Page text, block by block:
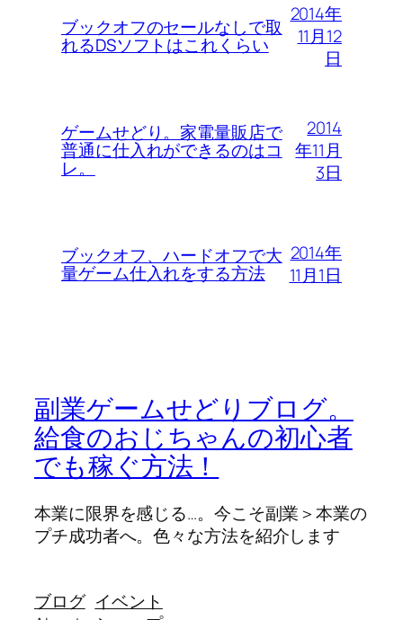
ブックオフのセールなしで取
れるDSソフトはこれくらい
2014年
11月12
日
ゲームせどり。家電量販店で
普通に仕入れができるのはコ
レ。
2014
年11月
3日
ブックオフ、ハードオフで大
量ゲーム仕入れをする方法
2014年
11月1日
副業ゲームせどりブログ。
給食のおじちゃんの初心者
でも稼ぐ方法！
本業に限界を感じる…。今こそ副業＞本業の
プチ成功者へ。色々な方法を紹介します
ブログ イベント